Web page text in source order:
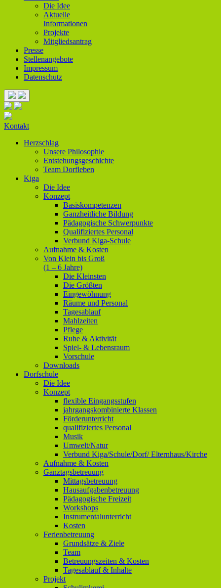
Die Idee
Aktuelle
Informationen
Projekte
Mitgliedsantrag
Presse
Stellenangebote
Impressum
Datenschutz
Kontakt
Herzschlag
Unsere Philosophie
Entstehungsgeschichte
Team Dorfleben
Kiga
Die Idee
Konzept
Basiskompetenzen
Ganzheitliche Bildung
Pädagogische Schwerpunkte
Qualifiziertes Personal
Verbund Kiga-Schule
Aufnahme & Kosten
Von Klein bis Groß
(1 – 6 Jahre)
Die Kleinsten
Die Größten
Eingewöhnung
Räume und Personal
Tagesablauf
Mahlzeiten
Pflege
Ruhe & Aktivität
Spiel- & Lebensraum
Vorschule
Downloads
Dorfschule
Die Idee
Konzept
flexible Eingangsstufen
jahrgangskombinierte Klassen
Förderunterricht
qualifiziertes Personal
Musik
Umwelt/Natur
Verbund Kiga/Schule/Dorf/ Elternhaus/Kirche
Aufnahme & Kosten
Ganztagsbetreuung
Mittagsbetreuung
Hausaufgabenbetreuung
Pädagogische Freizeit
Workshops
Instrumentalunterricht
Kosten
Ferienbetreuung
Grundsätze & Ziele
Team
Betreuungszeiten & Kosten
Tagesablauf & Inhalte
Projekt